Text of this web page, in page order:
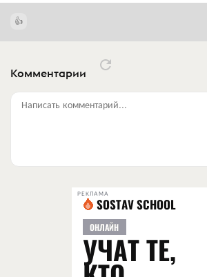
Комментарии
Написать комментарий...
РЕКЛАМА